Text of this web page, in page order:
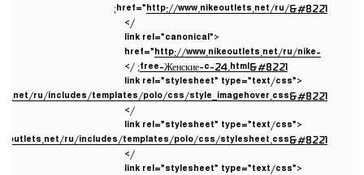
href=”http://www.nikeoutlets.net/ru/&#8221
;
/>
<link rel=”canonical”
href=”http://www.nikeoutlets.net/ru/nike-
free-Женские-c-24.html&#8221
; />
<link rel=”stylesheet” type=”text/css”
ru/includes/templates/polo/css/style_imagehover.css&#8221
/>
<link rel=”stylesheet” type=”text/css”
ru/includes/templates/polo/css/stylesheet.css&#8221
/>
<link rel=”stylesheet” type=”text/css”